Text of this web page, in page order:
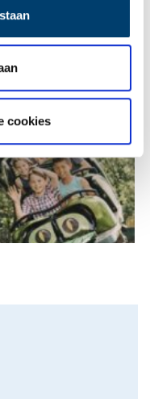
cookies